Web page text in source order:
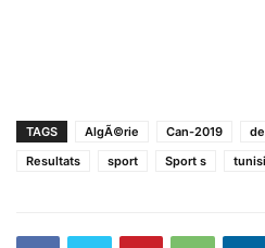
TAGS AlgÃ©rie Can-2019
Resultats
sport Sport s